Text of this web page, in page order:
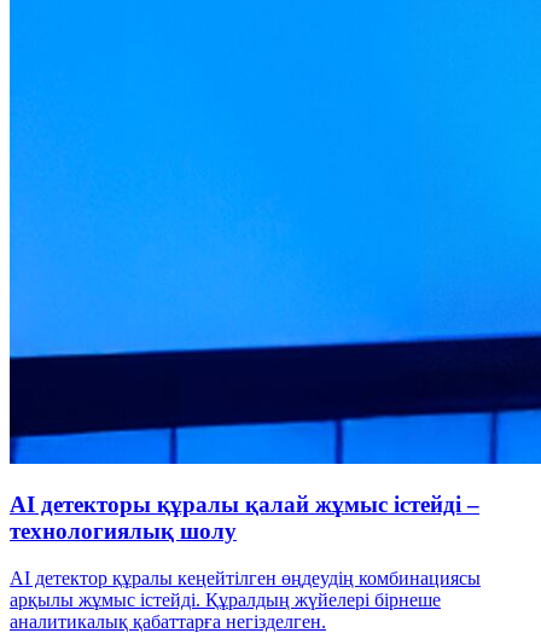
AI детекторы құралы қалай жұмыс істейді –
технологиялық шолу
AI детектор құралы кеңейтілген өңдеудің комбинациясы
арқылы жұмыс істейді. Құралдың жүйелері бірнеше
аналитикалық қабаттарға негізделген.